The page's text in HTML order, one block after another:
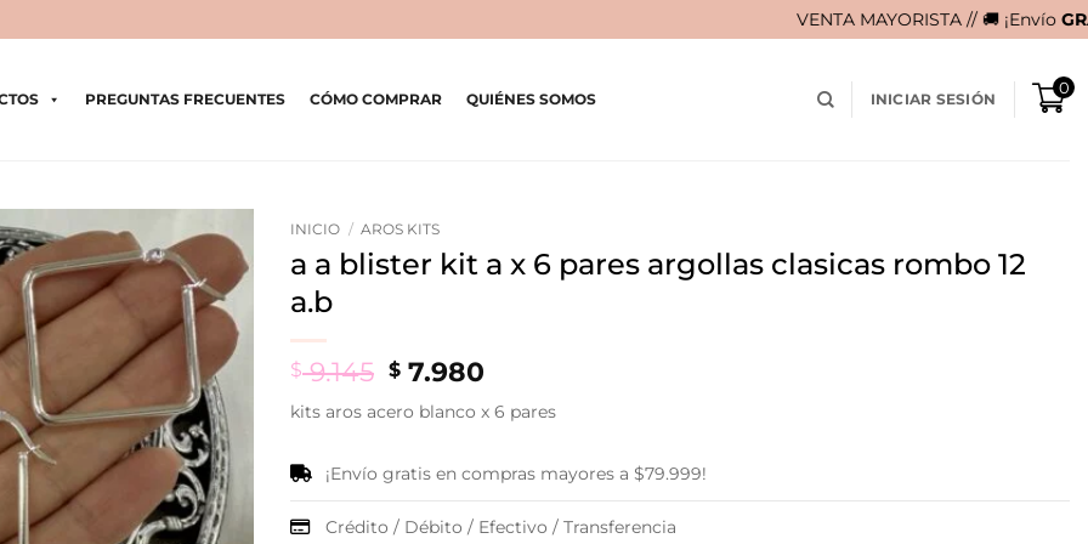
VENTA MAYORISTA // 🚚 ¡EnvíoGRATISen compras
PREGUNTAS FRECUENTES CÓMO COMPRAR QUIÉNES SOMOS INICIAR SESIÓN
0
INICIO / AROS KITS
a a blister kit a x 6 pares argollas clasicas rombo 12
a.b
$9.145 Original
was:
$ 7.980
is:
kits aros acero blanco x 6 pares
¡Envío gratis en compras mayores a $79.999!
Crédito / Débito / Efectivo / Transferencia